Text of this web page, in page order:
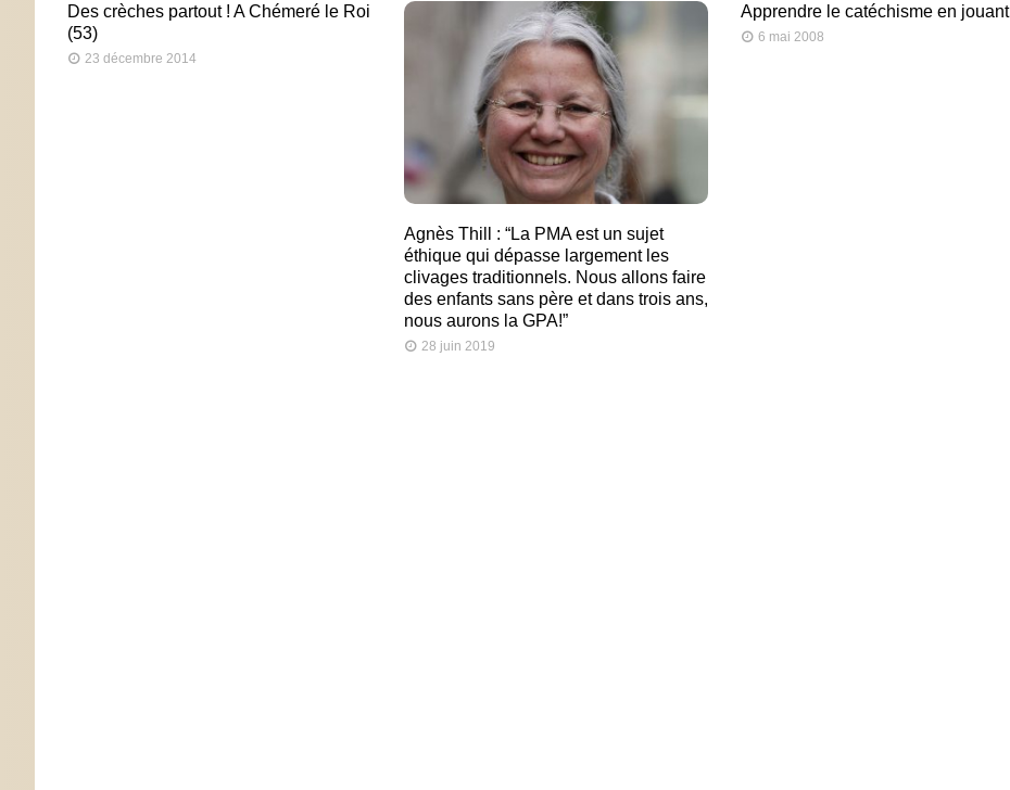
Des crèches partout ! A Chémeré le Roi
(53)
23 décembre 2014
Agnès Thill : “La PMA est un sujet
éthique qui dépasse largement les
clivages traditionnels. Nous allons faire
des enfants sans père et dans trois ans,
nous aurons la GPA!”
28 juin 2019
Apprendre le catéchisme en jouant
6 mai 2008